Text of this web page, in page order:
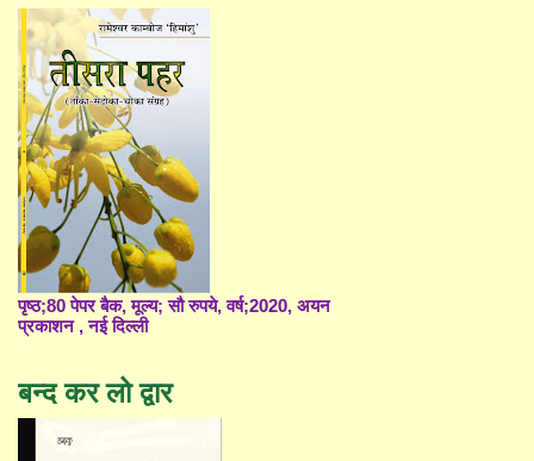
पृष्ठ;80 पेपर बैक, मूल्य; सौ रुपये, वर्ष;2020, अयन
प्रकाशन , नई दिल्ली
बन्द कर लो द्वार